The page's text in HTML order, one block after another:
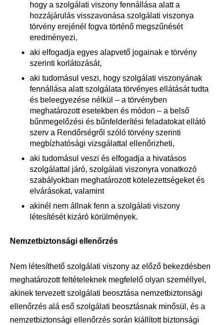
hogy a szolgálati viszony fennállása alatt a
hozzájárulás visszavonása szolgálati viszonya
törvény erejénél fogva történő megszűnését
eredményezi,
aki elfogadja egyes alapvető jogainak e törvény
szerinti korlátozását,
aki tudomásul veszi, hogy szolgálati viszonyának
fennállása alatt szolgálata törvényes ellátását tudta
és beleegyezése nélkül – a törvényben
meghatározott esetekben és módon – a belső
bűnmegelőzési és bűnfelderítési feladatokat ellátó
szerv a Rendőrségről szóló törvény szerinti
megbízhatósági vizsgálattal ellenőrizheti,
aki tudomásul veszi és elfogadja a hivatásos
szolgálattal járó, szolgálati viszonyra vonatkozó
szabályokban meghatározott kötelezettségeket és
elvárásokat, valamint
akinél nem állnak fenn a szolgálati viszony
létesítését kizáró körülmények.
Nemzetbiztonsági ellenőrzés
Nem létesíthető szolgálati viszony az előző bekezdésben
meghatározott feltételeknek megfelelő olyan személlyel,
akinek tervezett szolgálati beosztása nemzetbiztonsági
ellenőrzés alá eső szolgálati beosztásnak minősül, és a
nemzetbiztonsági ellenőrzés során kiállított biztonsági